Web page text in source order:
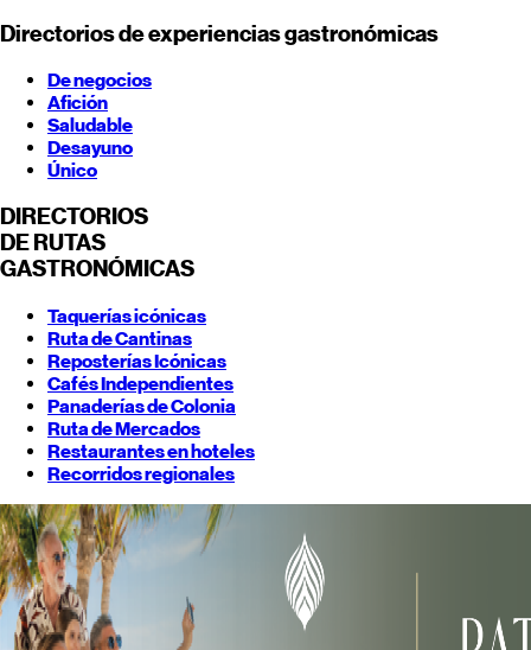
Directorios de experiencias gastronómicas
De negocios
Afición
Saludable
Desayuno
Único
DIRECTORIOS
DE RUTAS
GASTRONÓMICAS
Taquerías icónicas
Ruta de Cantinas
Reposterías Icónicas
Cafés Independientes
Panaderías de Colonia
Ruta de Mercados
Restaurantes en hoteles
Recorridos regionales